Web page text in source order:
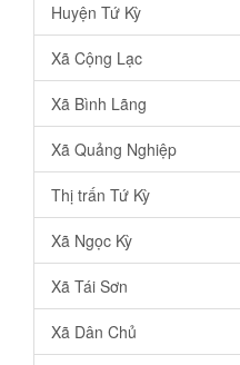
Huyện Tứ Kỳ
Xã Cộng Lạc
Xã Bình Lãng
Xã Quảng Nghiệp
Thị trấn Tứ Kỳ
Xã Ngọc Kỳ
Xã Tái Sơn
Xã Dân Chủ